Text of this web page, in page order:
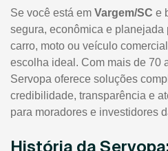
Se você está em Vargem/SC e
segura, econômica e planejada
carro, moto ou veículo
escolha ideal. Com mais de 70
Servopa oferece soluções
credibilidade, transparência e
para moradores e investidores
História da